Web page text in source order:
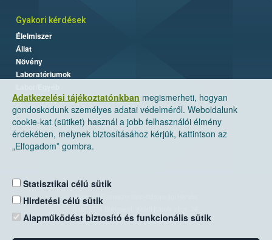
Adatkezelési tájékoztatónkban megismerheti, hogyan
gondoskodunk személyes adatai védelméről. Weboldalunk
cookie-kat (sütiket) használ a jobb felhasználói élmény
érdekében, melynek biztosításához kérjük, kattintson az
„Elfogadom” gombra.
Statisztikai célú sütik
Hirdetési célú sütik
Alapműködést biztosító és funkcionális sütik
Gyakori kérdések
Élelmiszer
Állat
Növény
Laboratóriumok
Nemzeti Élelmiszerlánc-biztonsági Hivatal
Levelezési cím: 1525 Budapest. Pf. 30.